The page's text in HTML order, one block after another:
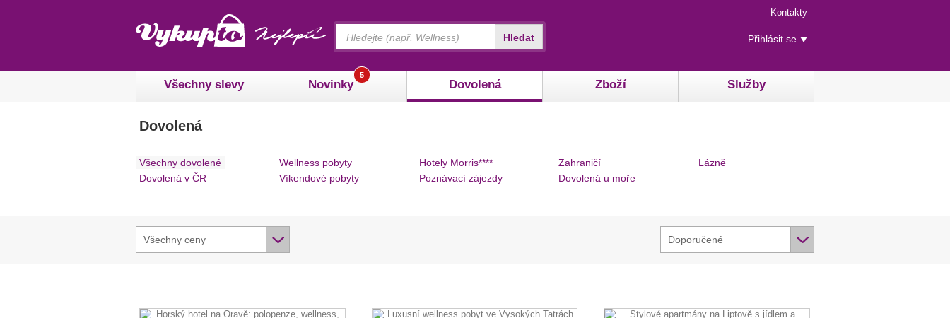
Menu
rychlého
přístupu
Kontakty
Uživatelské
menu
Přihlásit se
Všechny slevy Novinky
5
Dovolená Zboží Služby
Hledat
Dovolená
Všechny dovolené
Dovolená v ČR
Wellness pobyty
Víkendové pobyty
Hotely Morris****
Poznávací zájezdy
Zahraničí
Dovolená u moře
Lázně
Všechny ceny Doporučené